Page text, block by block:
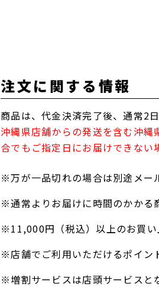
注文に関する情報
商品は、代金決済完了後、通常2
沖縄県店舗からの発送を含む沖
合でもご指定日にお届けできない
※万が一品切れの場合は別途メー
※通常よりお届けに時間のかかる
※11,000円（税込）以上のお買い
※店舗でご利用いただけるポイン
※増割サービスは店頭サービスと